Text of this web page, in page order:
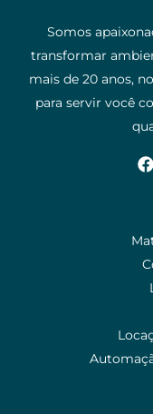
Somos
transformar
mais de 20 anos,
para servir você